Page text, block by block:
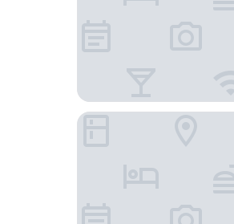
西大門新羅舒泰飯店 (首爾站)